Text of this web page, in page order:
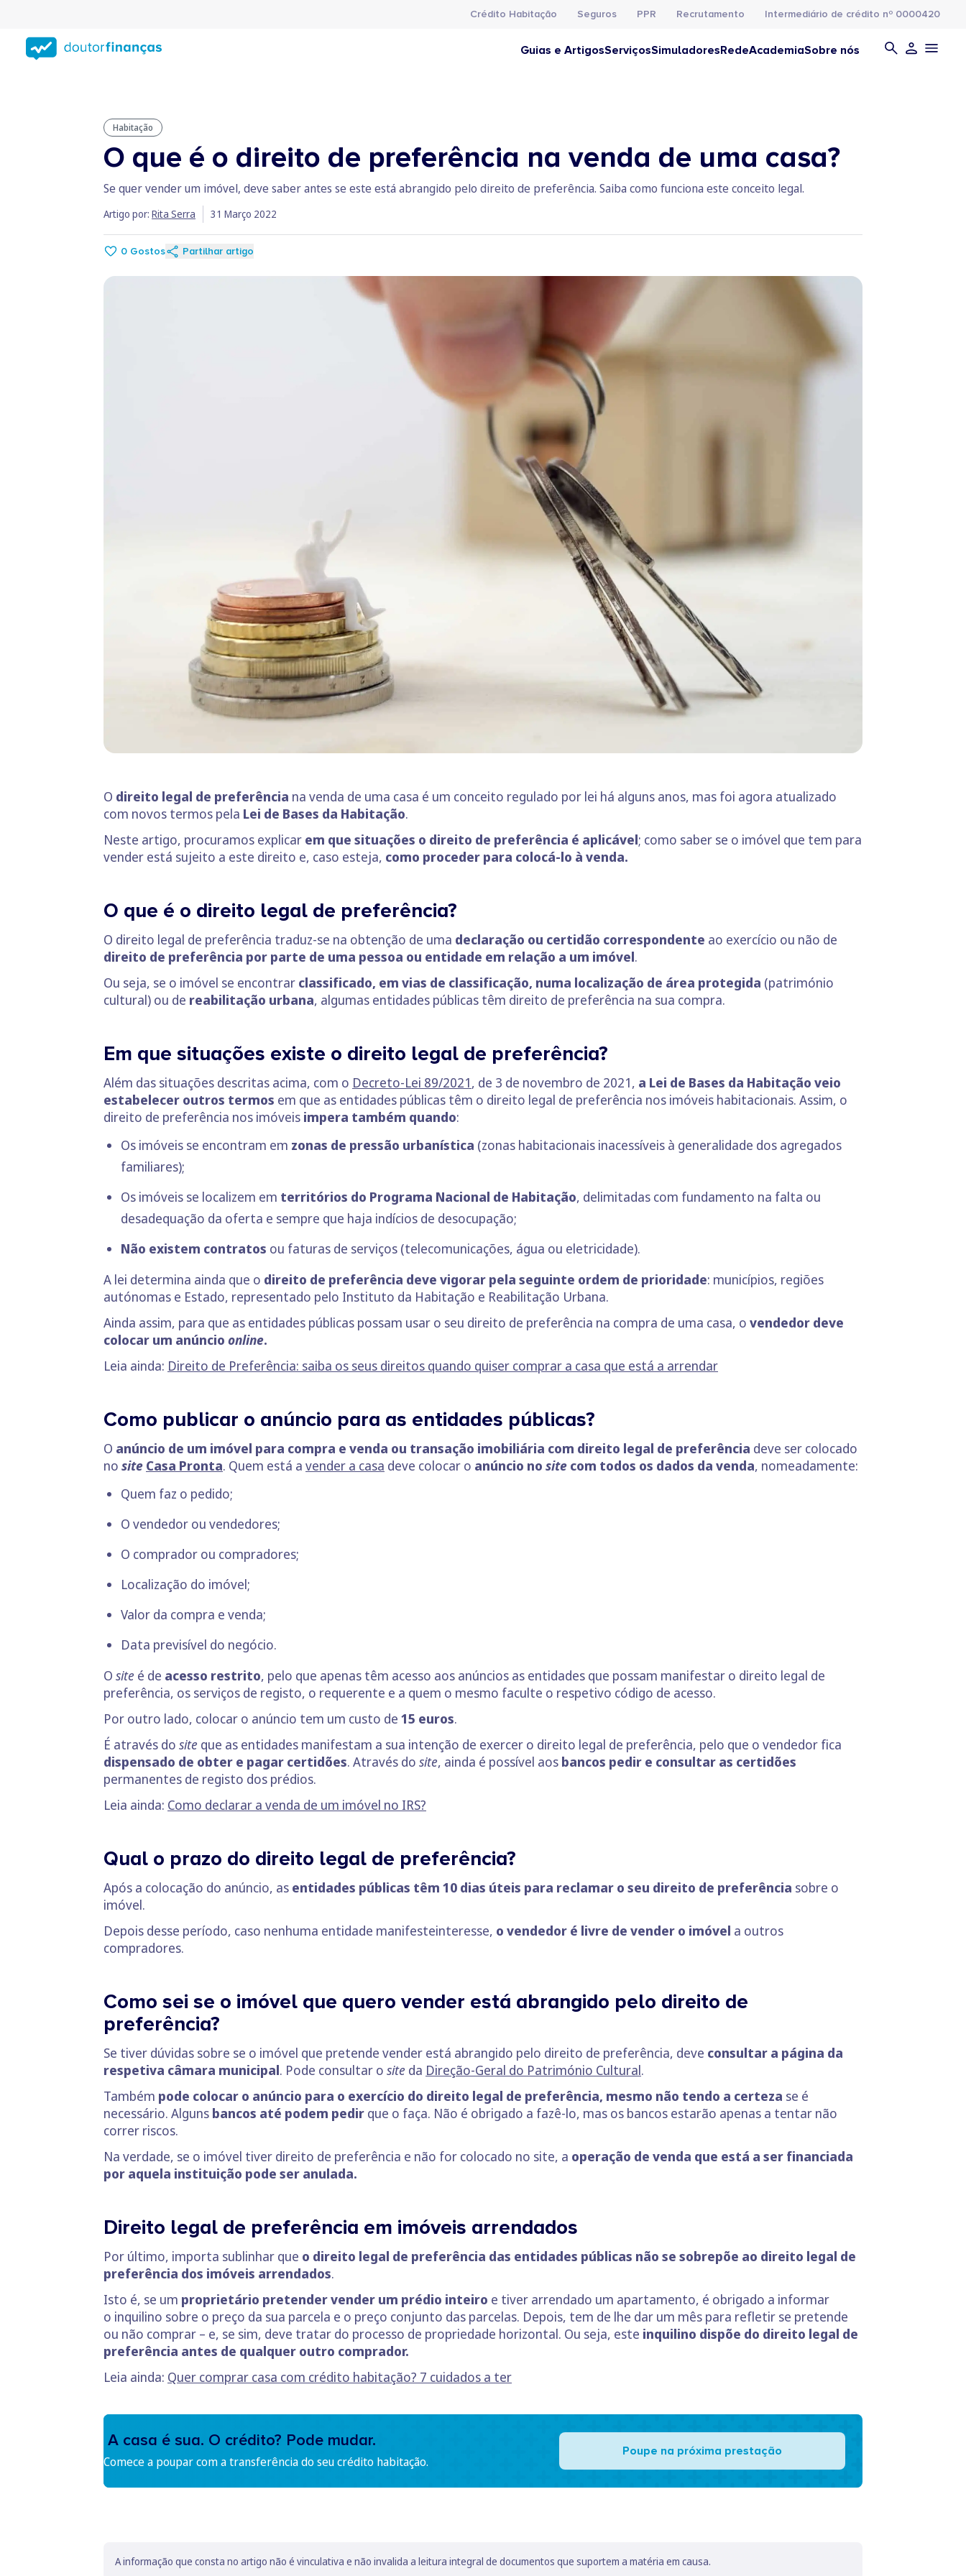
conteúdo
principal
Crédito Habitação Seguros PPR Recrutamento Intermediário de crédito nº 0000420
Guias e ArtigosServiçosSimuladoresRedeAcademiaSobre nós
Habitação
O que é o direito de preferência na venda de uma casa?
Se quer vender um imóvel, deve saber antes se este está abrangido pelo direito de preferência. Saiba como funciona este conceito legal.
Artigo por: Rita Serra 31 Março 2022
0 Gostos Partilhar artigo
O direito legal de preferência na venda de uma casa é um conceito regulado por lei há alguns anos, mas foi agora atualizado
com novos termos pela Lei de Bases da Habitação.
Neste artigo, procuramos explicar em que situações o direito de preferência é aplicável; como saber se o imóvel que tem para
vender está sujeito a este direito e, caso esteja, como proceder para colocá-lo à venda.
O que é o direito legal de preferência?
O direito legal de preferência traduz-se na obtenção de uma declaração ou certidão correspondente ao exercício ou não de
direito de preferência por parte de uma pessoa ou entidade em relação a um imóvel.
Ou seja, se o imóvel se encontrar classificado, em vias de classificação, numa localização de área protegida (património
cultural) ou de reabilitação urbana, algumas entidades públicas têm direito de preferência na sua compra.
Em que situações existe o direito legal de preferência?
Além das situações descritas acima, com o Decreto-Lei 89/2021, de 3 de novembro de 2021, a Lei de Bases da Habitação veio
estabelecer outros termos em que as entidades públicas têm o direito legal de preferência nos imóveis habitacionais. Assim, o
direito de preferência nos imóveis impera também quando:
Os imóveis se encontram em zonas de pressão urbanística (zonas habitacionais inacessíveis à generalidade dos agregados
familiares);
Os imóveis se localizem em territórios do Programa Nacional de Habitação, delimitadas com fundamento na falta ou
desadequação da oferta e sempre que haja indícios de desocupação;
Não existem contratos ou faturas de serviços (telecomunicações, água ou eletricidade).
A lei determina ainda que o direito de preferência deve vigorar pela seguinte ordem de prioridade: municípios, regiões
autónomas e Estado, representado pelo Instituto da Habitação e Reabilitação Urbana.
Ainda assim, para que as entidades públicas possam usar o seu direito de preferência na compra de uma casa, o vendedor deve
colocar um anúncio online.
Leia ainda: Direito de Preferência: saiba os seus direitos quando quiser comprar a casa que está a arrendar
Como publicar o anúncio para as entidades públicas?
O anúncio de um imóvel para compra e venda ou transação imobiliária com direito legal de preferência deve ser colocado
no site Casa Pronta. Quem está a vender a casa deve colocar o anúncio no site com todos os dados da venda, nomeadamente:
Quem faz o pedido;
O vendedor ou vendedores;
O comprador ou compradores;
Localização do imóvel;
Valor da compra e venda;
Data previsível do negócio.
O site é de acesso restrito, pelo que apenas têm acesso aos anúncios as entidades que possam manifestar o direito legal de
preferência, os serviços de registo, o requerente e a quem o mesmo faculte o respetivo código de acesso.
Por outro lado, colocar o anúncio tem um custo de 15 euros.
É através do site que as entidades manifestam a sua intenção de exercer o direito legal de preferência, pelo que o vendedor fica
dispensado de obter e pagar certidões. Através do site, ainda é possível aos bancos pedir e consultar as certidões
permanentes de registo dos prédios.
Leia ainda: Como declarar a venda de um imóvel no IRS?
Qual o prazo do direito legal de preferência?
Após a colocação do anúncio, as entidades públicas têm 10 dias úteis para reclamar o seu direito de preferência sobre o
imóvel.
Depois desse período, caso nenhuma entidade manifesteinteresse, o vendedor é livre de vender o imóvel a outros
compradores.
Como sei se o imóvel que quero vender está abrangido pelo direito de
preferência?
Se tiver dúvidas sobre se o imóvel que pretende vender está abrangido pelo direito de preferência, deve consultar a página da
respetiva câmara municipal. Pode consultar o site da Direção-Geral do Património Cultural.
Também pode colocar o anúncio para o exercício do direito legal de preferência, mesmo não tendo a certeza se é
necessário. Alguns bancos até podem pedir que o faça. Não é obrigado a fazê-lo, mas os bancos estarão apenas a tentar não
correr riscos.
Na verdade, se o imóvel tiver direito de preferência e não for colocado no site, a operação de venda que está a ser financiada
por aquela instituição pode ser anulada.
Direito legal de preferência em imóveis arrendados
Por último, importa sublinhar que o direito legal de preferência das entidades públicas não se sobrepõe ao direito legal de
preferência dos imóveis arrendados.
Isto é, se um proprietário pretender vender um prédio inteiro e tiver arrendado um apartamento, é obrigado a informar
o inquilino sobre o preço da sua parcela e o preço conjunto das parcelas. Depois, tem de lhe dar um mês para refletir se pretende
ou não comprar – e, se sim, deve tratar do processo de propriedade horizontal. Ou seja, este inquilino dispõe do direito legal de
preferência antes de qualquer outro comprador.
Leia ainda: Quer comprar casa com crédito habitação? 7 cuidados a ter
A casa é sua. O crédito? Pode mudar.
Comece a poupar com a transferência do seu crédito habitação.
Poupe na próxima prestação
A informação que consta no artigo não é vinculativa e não invalida a leitura integral de documentos que suportem a matéria em causa.